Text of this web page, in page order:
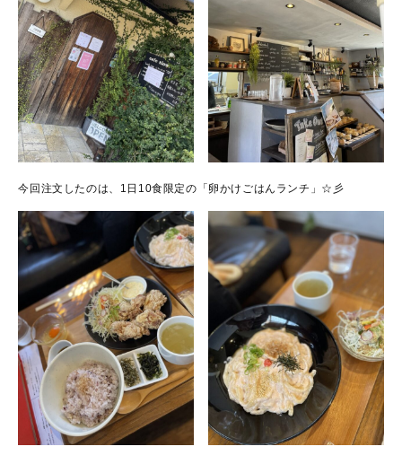
今回注文したのは、1日10食限定の「卵かけごはんランチ」☆彡